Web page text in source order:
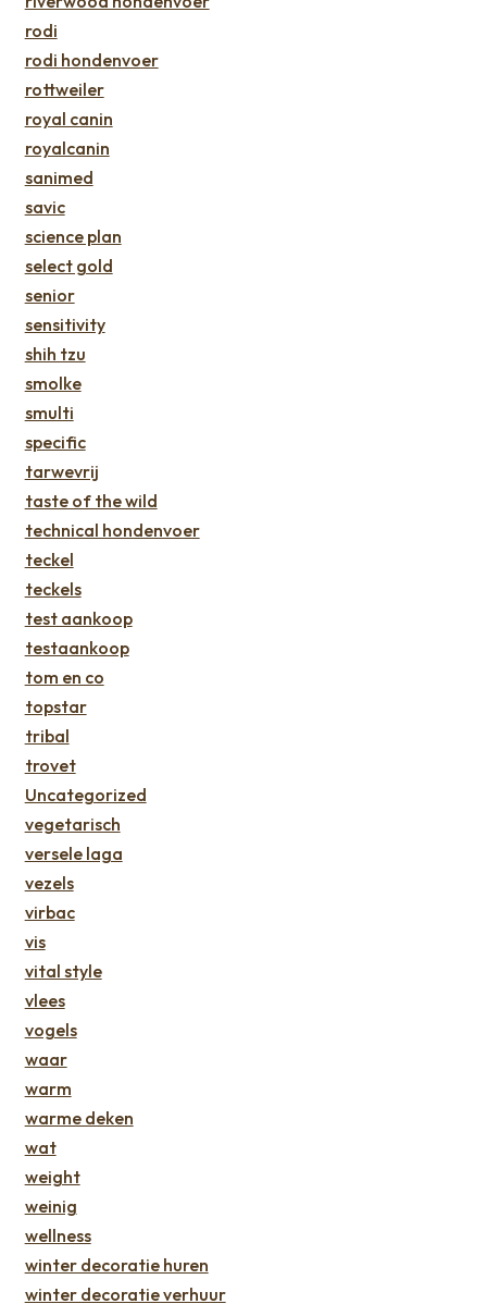
rodi
rodi hondenvoer
rottweiler
royal canin
royalcanin
sanimed
savic
science plan
select gold
senior
sensitivity
shih tzu
smolke
smulti
specific
tarwevrij
taste of the wild
technical hondenvoer
teckel
teckels
test aankoop
testaankoop
tom en co
topstar
tribal
trovet
Uncategorized
vegetarisch
versele laga
vezels
virbac
vis
vital style
vlees
vogels
waar
warm
warme deken
wat
weight
weinig
wellness
winter decoratie huren
winter decoratie verhuur